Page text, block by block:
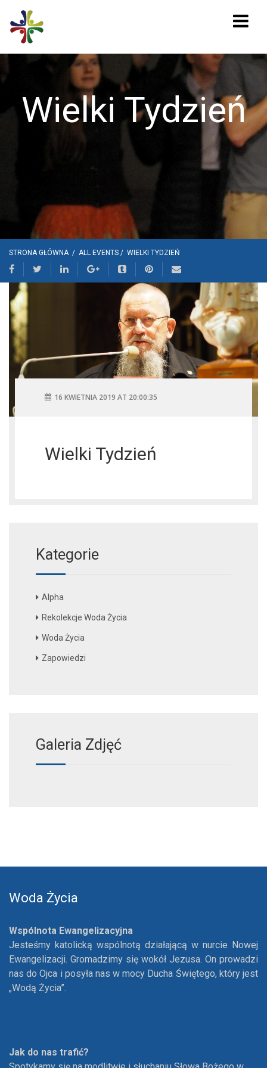
Wielki Tydzień
STRONA GŁÓWNA / ALL EVENTS / WIELKI TYDZIEŃ
16 KWIETNIA 2019 AT 20:00:35
Wielki Tydzień
Kategorie
Alpha
Rekolekcje Woda Życia
Woda Życia
Zapowiedzi
Galeria Zdjęć
Woda Życia
Wspólnota Ewangelizacyjna
Jesteśmy katolicką wspólnotą działającą w nurcie Nowej
Ewangelizacji. Gromadzimy się wokół Jezusa. On prowadzi
nas do Ojca i posyła nas w mocy Ducha Świętego, który jest
„Wodą Życia”.
Jak do nas trafić?